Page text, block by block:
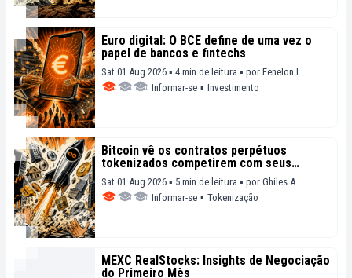
Euro digital: O BCE define de uma vez o
papel de bancos e fintechs
Sat 01 Aug 2026 ▪ 4 min de leitura ▪ por Fenelon L.
Informar-se ▪ Investimento
Bitcoin vê os contratos perpétuos
tokenizados competirem com seus
mercados na Hyperliquid e na Binance
Sat 01 Aug 2026 ▪ 5 min de leitura ▪ por Ghiles A.
Informar-se ▪ Tokenização
MEXC RealStocks: Insights de Negociação
do Primeiro Mês